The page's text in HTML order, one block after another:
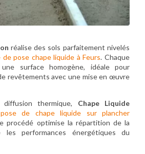
réalise des sols parfaitement nivelés
pose chape liquide à Feurs. Chaque
surface homogène, idéale pour
revêtements avec une mise en œuvre
thermique, Chape Liquide
pose de chape liquide sur plancher
procédé optimise la répartition de la
les performances énergétiques du